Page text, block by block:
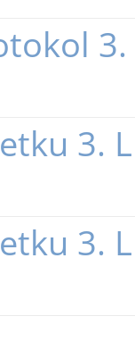
3.
3.